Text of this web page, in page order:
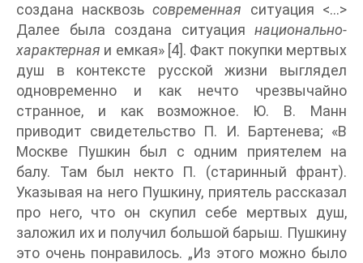
создана насквозь современная ситуация <…>
Далее была создана ситуация национально-
характерная и емкая» [4]. Факт покупки мертвых
душ в контексте русской жизни выглядел
одновременно и как нечто чрезвычайно
странное, и как возможное. Ю. В. Манн
приводит свидетельство П. И. Бартенева; «В
Москве Пушкин был с одним приятелем на
балу. Там был некто П. (старинный франт).
Указывая на него Пушкину, приятель рассказал
про него, что он скупил себе мертвых душ,
заложил их и получил большой барыш. Пушкину
это очень понравилось. „Из этого можно было